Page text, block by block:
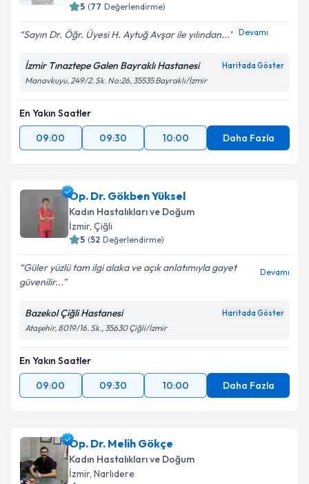
5 (77 Değerlendirme)
Sayın Dr. Öğr. Üyesi H. Aytuğ Avşar ile yılından... Devamı
İzmir Tınaztepe Galen Bayraklı Hastanesi Haritada Göster
Manavkuyu, 249/2. Sk. No:26, 35535 Bayraklı/İzmir
En Yakın Saatler
09:00
09:30 10:00 Daha Fazla
Op. Dr. Gökben Yüksel
Kadın Hastalıkları ve Doğum
İzmir, Çiğli
5 (52 Değerlendirme)
Güler yüzlü tam ilgi alaka ve açık anlatımıyla gayet
güvenilir...
Devamı
Bazekol Çiğli Hastanesi Haritada Göster
Ataşehir, 8019/16. Sk., 35630 Çiğli/İzmir
En Yakın Saatler
09:00
09:30 10:00 Daha Fazla
Op. Dr. Melih Gökçe
Kadın Hastalıkları ve Doğum
İzmir, Narlıdere